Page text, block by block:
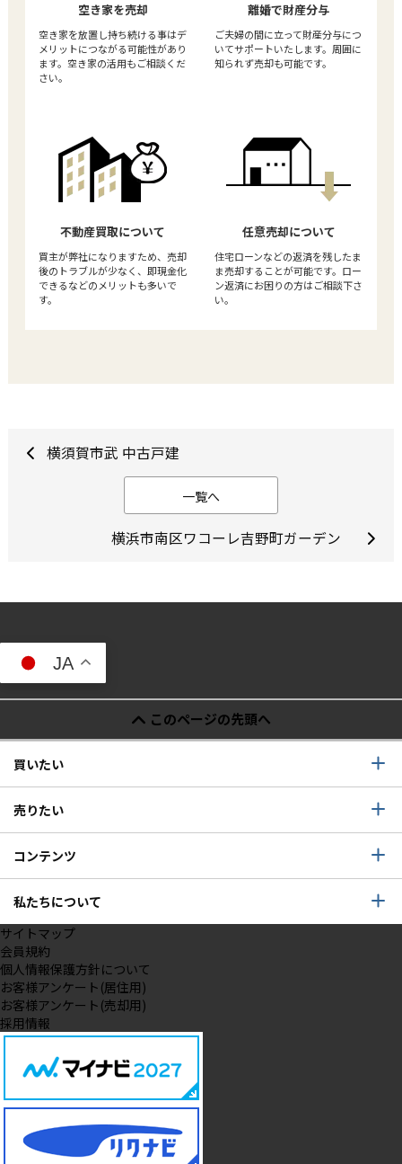
空き家を売却
空き家を放置し持ち続ける事はデ
メリットにつながる可能性があり
ます。空き家の活用もご相談くだ
さい。
離婚で財産分与
ご夫婦の間に立って財産分与につ
いてサポートいたします。周囲に
知られず売却も可能です。
不動産買取について
買主が弊社になりますため、売却
後のトラブルが少なく、即現金化
できるなどのメリットも多いで
す。
任意売却について
住宅ローンなどの返済を残したま
ま売却することが可能です。ロー
ン返済にお困りの方はご相談下さ
い。
横須賀市武 中古戸建
一覧へ
横浜市南区ワコーレ吉野町ガーデン
JA
このページの先頭へ
買いたい
売りたい
コンテンツ
私たちについて
サイトマップ
会員規約
個人情報保護方針について
お客様アンケート(居住用)
お客様アンケート(売却用)
採用情報